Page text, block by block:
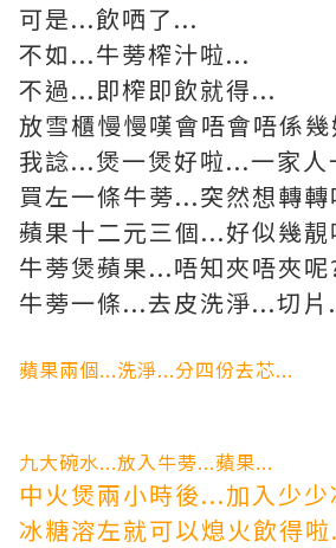
可是...飲哂了...
不如...牛蒡榨汁啦...
不過...即榨即飲就得...
放雪櫃慢慢嘆會唔會唔係幾
我諗...煲一煲好啦...一家人
買左一條牛蒡...突然想轉
蘋果十二元三個...好似幾
牛蒡煲蘋果...唔知夾唔夾呢
牛蒡一條...去皮洗淨...切片
蘋果兩個...洗淨...分四份去芯...
九大碗水...放入牛蒡...蘋果...
中火煲兩小時後...加入少
冰糖溶左就可以熄火飲得